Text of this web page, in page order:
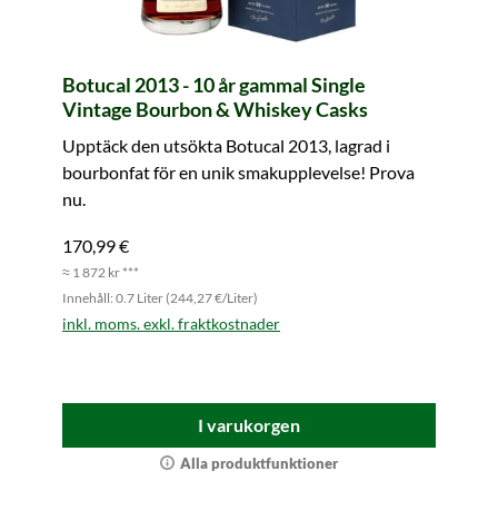
Botucal 2013 - 10 år gammal Single
Vintage Bourbon & Whiskey Casks
Upptäck den utsökta Botucal 2013, lagrad i
bourbonfat för en unik smakupplevelse! Prova
nu.
170,99 €
≈ 1 872 kr ***
Innehåll: 0.7 Liter (244,27 €/Liter)
inkl. moms. exkl. fraktkostnader
I varukorgen
Alla produktfunktioner